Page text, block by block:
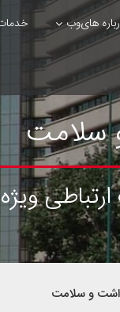
های‌وب
سلامت
ارتباطی
و سلامت